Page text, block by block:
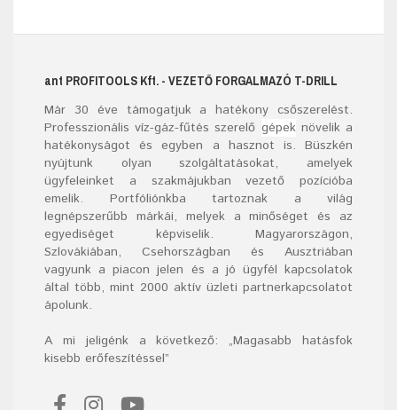
ant PROFITOOLS Kft. - VEZETŐ FORGALMAZÓ T-DRILL
Már 30 éve támogatjuk a hatékony csőszerelést.
Professzionális víz-gáz-fűtés szerelő gépeknövelik a
hatékonyságot és egyben a hasznot is. Büszkén
nyújtunk olyan szolgáltatásokat, amelyek
ügyfeleinket a szakmájukban vezető pozícióba
emelik. Portfóliónkba tartoznak a világ
legnépszerűbb márkái, melyek a minőséget és az
egyediséget képviselik. Magyarországon,
Szlovákiában, Csehországban és Ausztriában
vagyunk a piacon jelen és a jó ügyfél kapcsolatok
által több, mint 2000 aktív üzleti partnerkapcsolatot
ápolunk.
A mi jeligénk a következő: „Magasabb hatásfok
kisebb erőfeszítéssel”